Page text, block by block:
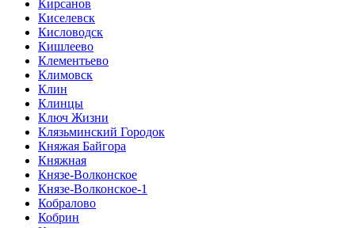
Кирсанов
Киселевск
Кисловодск
Кишлеево
Клементьево
Климовск
Клин
Клинцы
Ключ Жизни
Клязьминский Городок
Княжая Байгора
Княжная
Князе-Волконское
Князе-Волконское-1
Кобралово
Кобрин